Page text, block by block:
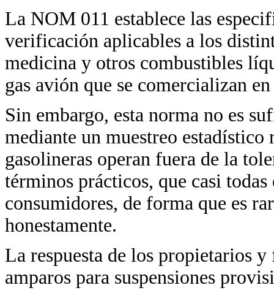
La NOM 011 establece las
verificación aplicables a los
medicina y otros combustibles
gas avión que se comercializan
Sin embargo, esta norma no es
mediante un muestreo
gasolineras operan fuera de la
términos prácticos, que casi
consumidores, de forma que es
honestamente.
La respuesta de los propietarios
amparos para suspensiones